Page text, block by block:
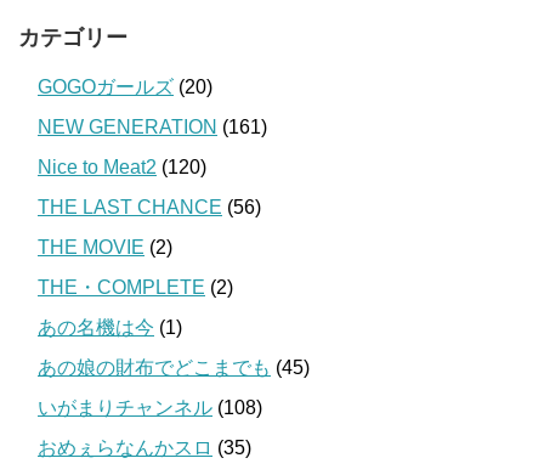
カテゴリー
GOGOガールズ (20)
NEW GENERATION (161)
Nice to Meat2 (120)
THE LAST CHANCE (56)
THE MOVIE (2)
THE・COMPLETE (2)
あの名機は今 (1)
あの娘の財布でどこまでも (45)
いがまりチャンネル (108)
おめぇらなんかスロ (35)